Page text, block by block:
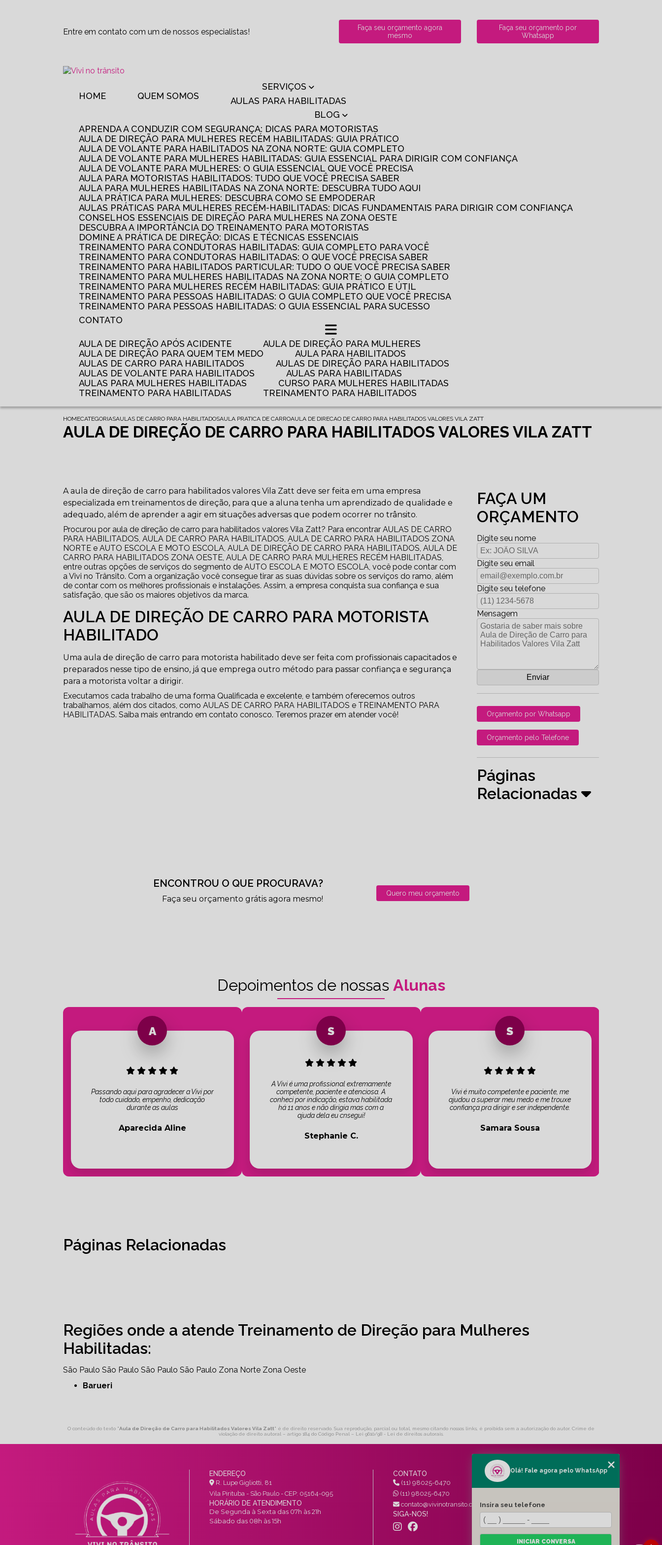
Entre em contato com um de nossos especialistas!
Faça seu orçamento agora
mesmo
Faça seu orçamento por
Whatsapp
HOME QUEM SOMOS
SERVIÇOS
AULAS PARA HABILITADAS
BLOG
APRENDA A CONDUZIR COM SEGURANÇA: DICAS PARA MOTORISTAS
AULA DE DIREÇÃO PARA MULHERES RECÉM HABILITADAS: GUIA PRÁTICO
AULA DE VOLANTE PARA HABILITADOS NA ZONA NORTE: GUIA COMPLETO
AULA DE VOLANTE PARA MULHERES HABILITADAS: GUIA ESSENCIAL PARA DIRIGIR COM CONFIANÇA
AULA DE VOLANTE PARA MULHERES: O GUIA ESSENCIAL QUE VOCÊ PRECISA
AULA PARA MOTORISTAS HABILITADOS: TUDO QUE VOCÊ PRECISA SABER
AULA PARA MULHERES HABILITADAS NA ZONA NORTE: DESCUBRA TUDO AQUI
AULA PRÁTICA PARA MULHERES: DESCUBRA COMO SE EMPODERAR
AULAS PRÁTICAS PARA MULHERES RECÉM-HABILITADAS: DICAS FUNDAMENTAIS PARA DIRIGIR COM CONFIANÇA
CONSELHOS ESSENCIAIS DE DIREÇÃO PARA MULHERES NA ZONA OESTE
DESCUBRA A IMPORTÂNCIA DO TREINAMENTO PARA MOTORISTAS
DOMINE A PRÁTICA DE DIREÇÃO: DICAS E TÉCNICAS ESSENCIAIS
TREINAMENTO PARA CONDUTORAS HABILITADAS: GUIA COMPLETO PARA VOCÊ
TREINAMENTO PARA CONDUTORAS HABILITADAS: O QUE VOCÊ PRECISA SABER
TREINAMENTO PARA HABILITADOS PARTICULAR: TUDO O QUE VOCÊ PRECISA SABER
TREINAMENTO PARA MULHERES HABILITADAS NA ZONA NORTE: O GUIA COMPLETO
TREINAMENTO PARA MULHERES RECÉM HABILITADAS: GUIA PRÁTICO E ÚTIL
TREINAMENTO PARA PESSOAS HABILITADAS: O GUIA COMPLETO QUE VOCÊ PRECISA
TREINAMENTO PARA PESSOAS HABILITADAS: O GUIA ESSENCIAL PARA SUCESSO
CONTATO
AULA DE DIREÇÃO APÓS ACIDENTE
AULA DE DIREÇÃO PARA MULHERES
AULA DE DIREÇÃO PARA QUEM TEM MEDO
AULA PARA HABILITADOS
AULAS DE CARRO PARA HABILITADOS
AULAS DE DIREÇÃO PARA HABILITADOS
AULAS DE VOLANTE PARA HABILITADOS
AULAS PARA HABILITADAS
AULAS PARA MULHERES HABILITADAS
CURSO PARA MULHERES HABILITADAS
TREINAMENTO PARA HABILITADAS
TREINAMENTO PARA HABILITADOS
HOMECATEGORIASAULAS DE CARRO PARA HABILITADOSAULA PRATICA DE CARROAULA DE DIRECAO DE CARRO PARA HABILITADOS VALORES VILA ZATT
AULA DE DIREÇÃO DE CARRO PARA HABILITADOS VALORES VILA ZATT
A aula de direção de carro para habilitados valores Vila Zatt deve ser feita em uma empresa
especializada em treinamentos de direção, para que a aluna tenha um aprendizado de qualidade e
adequado, além de aprender a agir em situações adversas que podem ocorrer no trânsito.
Procurou por aula de direção de carro para habilitados valores Vila Zatt? Para encontrar AULAS DE CARRO
PARA HABILITADOS, AULA DE CARRO PARA HABILITADOS, AULA DE CARRO PARA HABILITADOS ZONA
NORTE e AUTO ESCOLA E MOTO ESCOLA, AULA DE DIREÇÃO DE CARRO PARA HABILITADOS, AULA DE
CARRO PARA HABILITADOS ZONA OESTE, AULA DE CARRO PARA MULHERES RECÉM HABILITADAS,
entre outras opções de serviços do segmento de AUTO ESCOLA E MOTO ESCOLA, você pode contar com
a Vivi no Trânsito. Com a organização você consegue tirar as suas dúvidas sobre os serviços do ramo, além
de contar com os melhores profissionais e instalações. Assim, a empresa conquista sua confiança e sua
satisfação, que são os maiores objetivos da marca.
AULA DE DIREÇÃO DE CARRO PARA MOTORISTA
HABILITADO
Uma aula de direção de carro para motorista habilitado deve ser feita com profissionais capacitados e
preparados nesse tipo de ensino, já que emprega outro método para passar confiança e segurança
para a motorista voltar a dirigir.
Executamos cada trabalho de uma forma Qualificada e excelente, e também oferecemos outros
trabalhamos, além dos citados, como AULAS DE CARRO PARA HABILITADOS e TREINAMENTO PARA
HABILITADAS. Saiba mais entrando em contato conosco. Teremos prazer em atender você!
FAÇA UM
ORÇAMENTO
Digite seu nome
Digite seu email
Digite seu telefone
Mensagem
Orçamento por Whatsapp
Orçamento pelo Telefone
Páginas
Relacionadas
ENCONTROU O QUE PROCURAVA?
Faça seu orçamento grátis agora mesmo!
Quero meu orçamento
Depoimentos de nossas Alunas
Passando aqui para agradecer a Vivi por
todo cuidado, empenho, dedicação
durante as aulas
Aparecida Aline
A Vivi é uma profissional extremamente
competente, paciente e atenciosa. A
conheci por indicação, estava habilitada
há 11 anos e não dirigia mas com a
ajuda dela eu cnsegui!
Stephanie C.
Vivi é muito competente e paciente, me
ajudou a superar meu medo e me trouxe
confiança pra dirigir e ser independente.
Samara Sousa
Páginas Relacionadas
Regiões onde a atende Treinamento de Direção para Mulheres
Habilitadas:
São Paulo São Paulo São Paulo São Paulo Zona Norte Zona Oeste
Barueri
O conteúdo do texto "Aula de Direção de Carro para Habilitados Valores Vila Zatt" é de direito reservado. Sua reprodução, parcial ou total, mesmo citando nossos links, é proibida sem a autorização do autor. Crime de
violação de direito autoral – artigo 184 do Código Penal – Lei 9610/98 - Lei de direitos autorais.
ENDEREÇO
R. Lupe Gigliotti, 81
Vila Pirituba - São Paulo - CEP: 05164-095
HORÁRIO DE ATENDIMENTO
De Segunda à Sexta das 07h às 21h
Sábado das 08h às 15h
CONTATO
(11) 98025-6470
(11) 98025-6470
contato@vivinotransito.com.br
SIGA-NOS!
MENU
SERVIÇOS
CONTATO
CATEGORIAS
Olá! Fale agora pelo WhatsApp
Insira seu telefone
INICIAR CONVERSA